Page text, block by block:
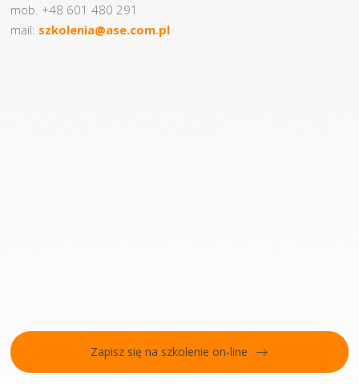
mob. +48 601 480 291
mail: szkolenia@ase.com.pl
Zapisz się na szkolenie on-line